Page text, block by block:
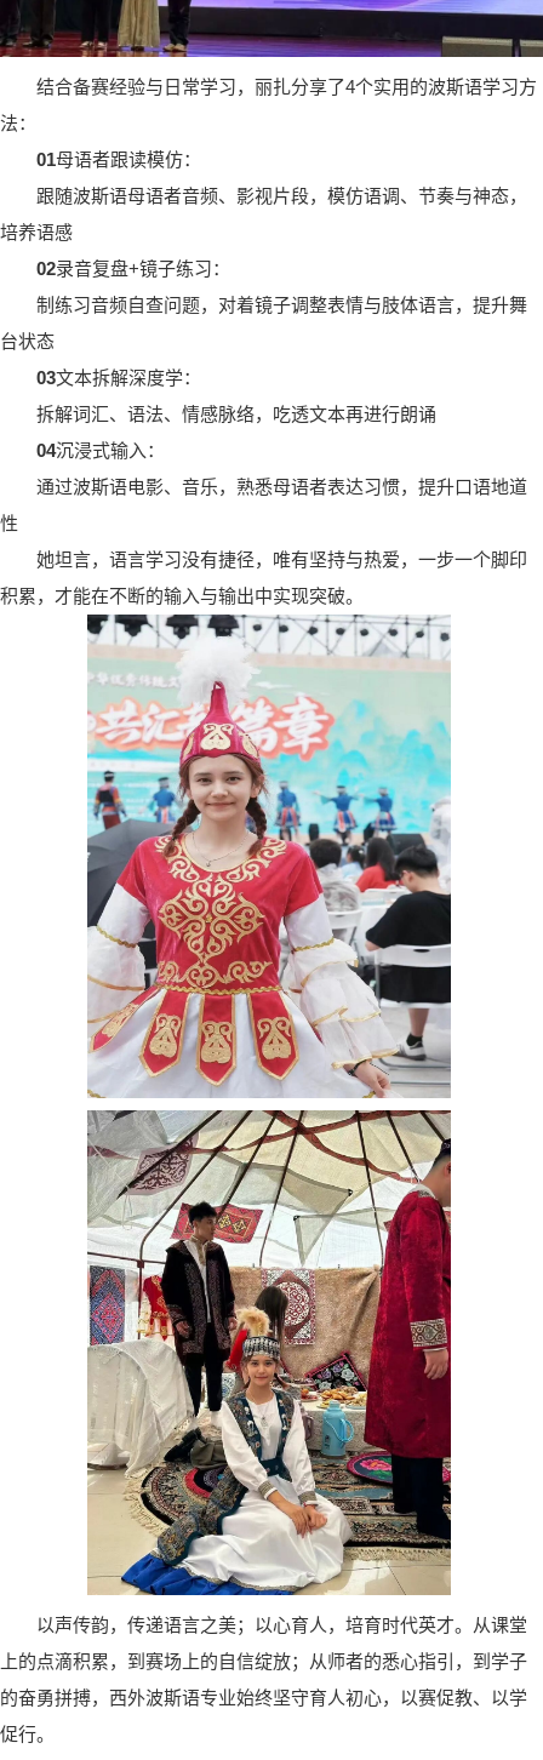
结合备赛经验与日常学习，丽扎分享了4个实用的波斯语学习方
法：
01母语者跟读模仿：
跟随波斯语母语者音频、影视片段，模仿语调、节奏与神态，
培养语感
02录音复盘+镜子练习：
制练习音频自查问题，对着镜子调整表情与肢体语言，提升舞
台状态
03文本拆解深度学：
拆解词汇、语法、情感脉络，吃透文本再进行朗诵
04沉浸式输入：
通过波斯语电影、音乐，熟悉母语者表达习惯，提升口语地道
性
她坦言，语言学习没有捷径，唯有坚持与热爱，一步一个脚印
积累，才能在不断的输入与输出中实现突破。
以声传韵，传递语言之美；以心育人，培育时代英才。从课堂
上的点滴积累，到赛场上的自信绽放；从师者的悉心指引，到学子
的奋勇拼搏，西外波斯语专业始终坚守育人初心，以赛促教、以学
促行。